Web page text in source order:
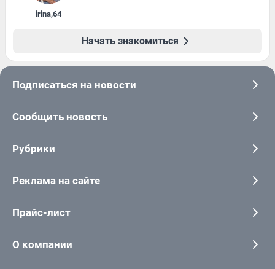
irina,64
Начать знакомиться
Подписаться на новости
Сообщить новость
Рубрики
Реклама на сайте
Прайс-лист
О компании